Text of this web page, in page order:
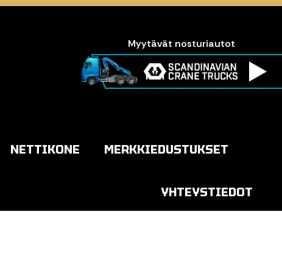
Myytävät nosturiautot
NETTIKONE MERKKIEDUSTUKSET
YHTEYSTIEDOT